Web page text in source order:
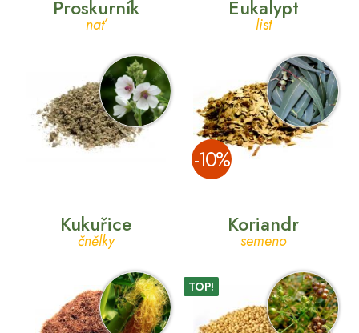
Proskurník
nať
Eukalypt
list
­-10%
Kukuřice
čnělky
Koriandr
semeno
TOP!